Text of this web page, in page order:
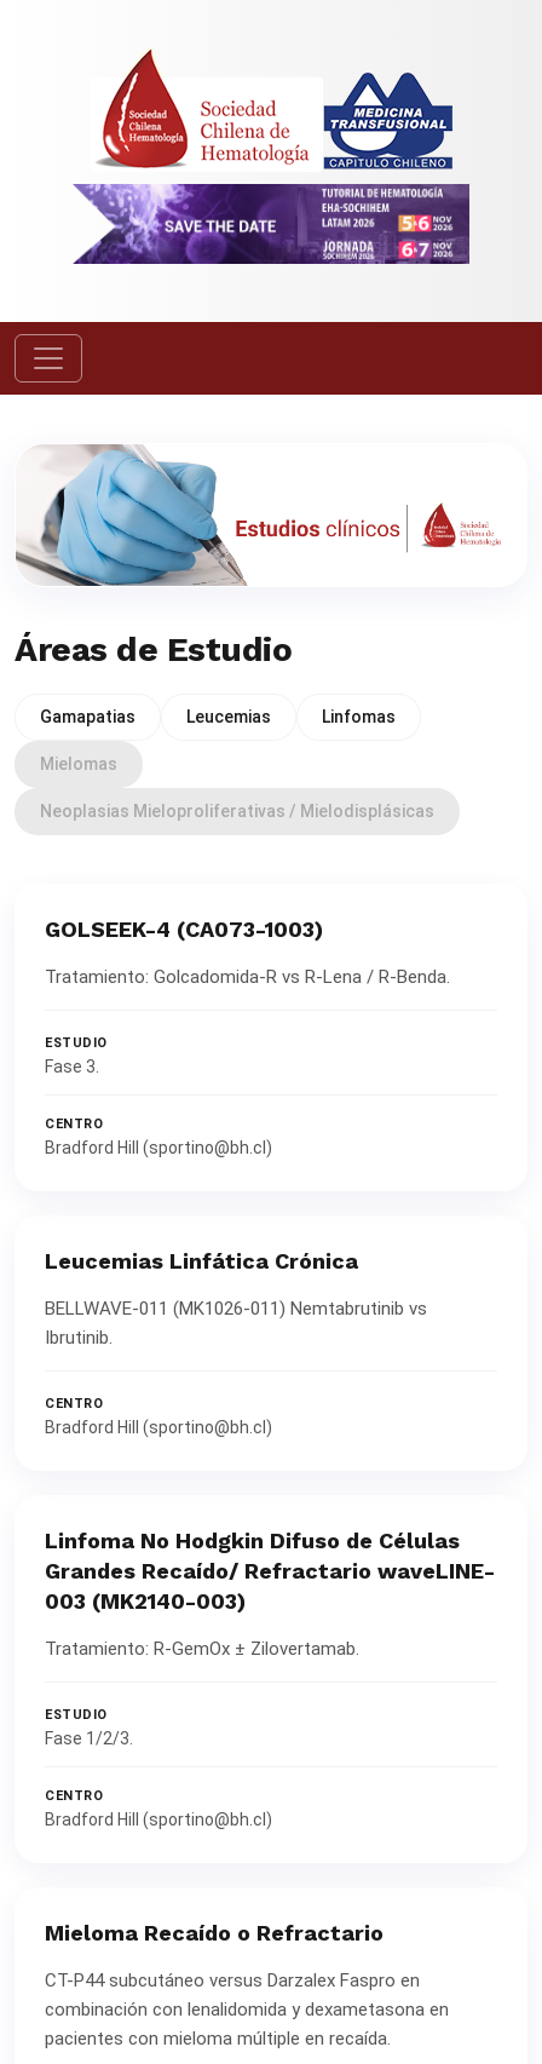
Áreas de Estudio
Gamapatias Leucemias Linfomas
Mielomas
Neoplasias Mieloproliferativas / Mielodisplásicas
GOLSEEK-4 (CA073-1003)
Tratamiento: Golcadomida-R vs R-Lena / R-Benda.
ESTUDIO
Fase 3.
CENTRO
Bradford Hill (sportino@bh.cl)
Leucemias Linfática Crónica
BELLWAVE-011 (MK1026-011) Nemtabrutinib vs
Ibrutinib.
CENTRO
Bradford Hill (sportino@bh.cl)
Linfoma No Hodgkin Difuso de Células
Grandes Recaído/ Refractario waveLINE-
003 (MK2140-003)
Tratamiento: R-GemOx ± Zilovertamab.
ESTUDIO
Fase 1/2/3.
CENTRO
Bradford Hill (sportino@bh.cl)
Mieloma Recaído o Refractario
CT-P44 subcutáneo versus Darzalex Faspro en
combinación con lenalidomida y dexametasona en
pacientes con mieloma múltiple en recaída.